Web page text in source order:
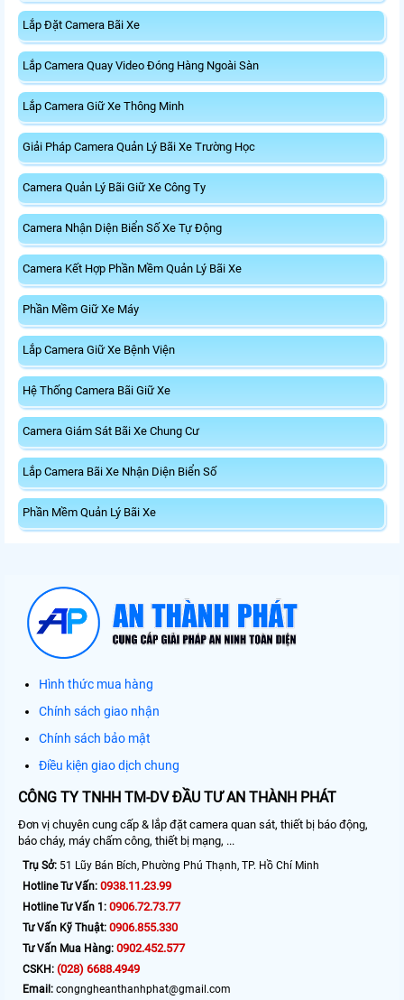
Lắp Đặt Camera Bãi Xe
Lắp Camera Quay Video Đóng Hàng Ngoài Sàn
Lắp Camera Giữ Xe Thông Minh
Giải Pháp Camera Quản Lý Bãi Xe Trường Học
Camera Quản Lý Bãi Giữ Xe Công Ty
Camera Nhận Diện Biển Số Xe Tự Động
Camera Kết Hợp Phần Mềm Quản Lý Bãi Xe
Phần Mềm Giữ Xe Máy
Lắp Camera Giữ Xe Bệnh Viện
Hệ Thống Camera Bãi Giữ Xe
Camera Giám Sát Bãi Xe Chung Cư
Lắp Camera Bãi Xe Nhận Diện Biển Số
Phần Mềm Quản Lý Bãi Xe
Hình thức mua hàng
Chính sách giao nhận
Chính sách bảo mật
Điều kiện giao dịch chung
CÔNG TY TNHH TM-DV ĐẦU TƯ AN THÀNH PHÁT
Đơn vị chuyên cung cấp & lắp đặt camera quan sát, thiết bị báo động,
báo cháy, máy chấm công, thiết bị mạng, ...
Trụ Sở: 51 Lũy Bán Bích, Phường Phú Thạnh, TP. Hồ Chí Minh
Hotline Tư Vấn: 0938.11.23.99
Hotline Tư Vấn 1: 0906.72.73.77
Tư Vấn Kỹ Thuật: 0906.855.330
Tư Vấn Mua Hàng: 0902.452.577
CSKH: (028) 6688.4949
Email: congngheanthanhphat@gmail.com